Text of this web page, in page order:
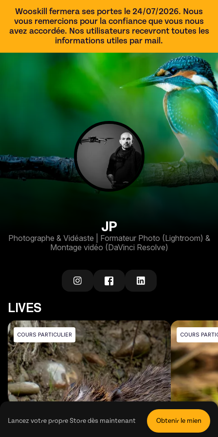
Wooskill fermera ses portes le 24/07/2026. Nous
vous remercions pour la confiance que vous nous
avez accordée. Nos utilisateurs recevront toutes les
informations utiles par mail.
JP
Photographe & Vidéaste | Formateur Photo (Lightroom) &
Montage vidéo (DaVinci Resolve)
LIVES
COURS PARTICULIER COURS
Lancez votre propre Store dès maintenant Obtenir le mien